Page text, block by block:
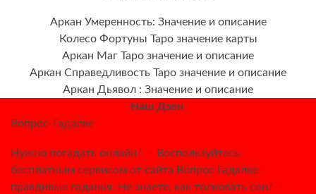
Аркан Умеренность: Значение и описание
Колесо Фортуны Таро значение карты
Аркан Maг Таро значение и описание
Аркан Справедливость Таро значение и описание
Аркан Дьявол : Значение и описание
Наш Дзен
Вопрос-Гадалке
Нужно погадать онлайн? — Воспользуйтесь
бесплатным сервисом от сайта Вопрос Гадалке—
правдивые гадания. Не знаете, как толковать сон? —